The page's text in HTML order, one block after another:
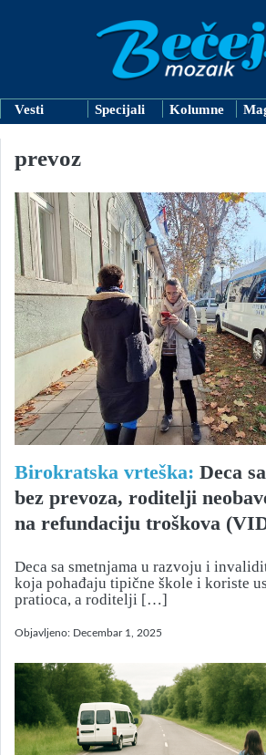
Vesti Specijali Kolumne
prevoz
Birokratska vrteška: Deca
bez prevoza, roditelji
na refundaciju troškova
Deca sa smetnjama u razvoju i
koja pohađaju tipične škole i koriste
pratioca, a roditelji […]
Objavljeno: Decembar 1, 2025